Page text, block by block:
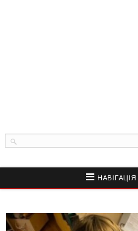
НАВІГАЦІЯ